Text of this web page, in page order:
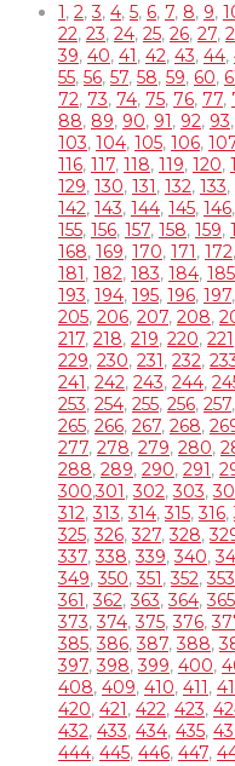
1, 2,3, 4, 5, 6, 7, 8, 9,
22, 23, 24, 25, 26, 27,
39, 40, 41, 42, 43, 44,
55, 56, 57, 58, 59, 60,
72, 73, 74, 75, 76, 77,
88, 89, 90, 91, 92, 93,
103, 104, 105, 106,
116, 117, 118, 119, 120,
129, 130, 131, 132, 133,
142, 143, 144, 145, 146,
155, 156, 157, 158, 159,
168, 169, 170, 171, 172,
181, 182, 183, 184, 185
193, 194, 195, 196, 197,
205, 206, 207, 208,
217, 218, 219, 220, 221
229, 230, 231, 232,
241, 242, 243, 244,
253, 254, 255, 256, 257,
265, 266, 267, 268,
277, 278, 279, 280,
288, 289, 290, 291,
300,301,302,303,
312,313,314,315,316,
325,326,327,328,
337,338,339,340,
349,350,351,352,353
361,362,363,364,365
373,374,375,376,
385,386,387,388,
397,398,399, 400,
408, 409, 410, 411,
420, 421, 422, 423,
432, 433, 434, 435,
444, 445, 446, 447,